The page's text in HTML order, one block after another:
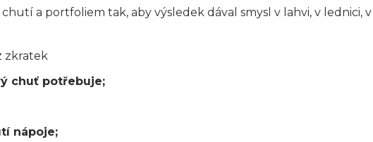
a portfoliem tak, aby výsledek dával smysl v lahvi, v lednici,
zkratek
chuť potřebuje;
nápoje;